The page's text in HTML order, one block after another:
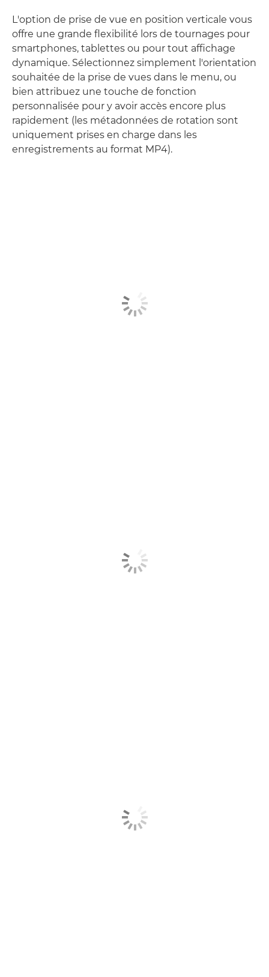
L'option de prise de vue en position verticale vous
offre une grande flexibilité lors de tournages pour
smartphones, tablettes ou pour tout affichage
dynamique. Sélectionnez simplement l'orientation
souhaitée de la prise de vues dans le menu, ou
bien attribuez une touche de fonction
personnalisée pour y avoir accès encore plus
rapidement (les métadonnées de rotation sont
uniquement prises en charge dans les
enregistrements au format MP4).